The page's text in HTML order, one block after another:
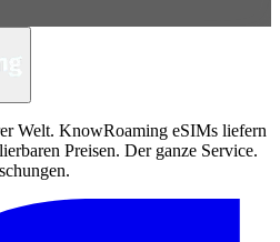
Welt. KnowRoaming eSIMs liefern
Preisen. Der ganze Service.